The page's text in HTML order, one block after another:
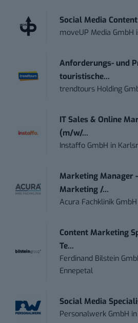
Social Media
moveUP Media GmbH
Anforderungs- und
touristische...
trendtours Holding
IT Sales & Online
(m/w/...
Instaffo GmbH in
Marketing Manager
Marketing /...
Acura Fachklinik GmbH
Content Marketing
Te...
Ferdinand Bilstein
Ennepetal
Social Media
Personalwerk GmbH in